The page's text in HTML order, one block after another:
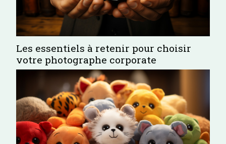
Les essentiels à retenir pour choisir
votre photographe corporate